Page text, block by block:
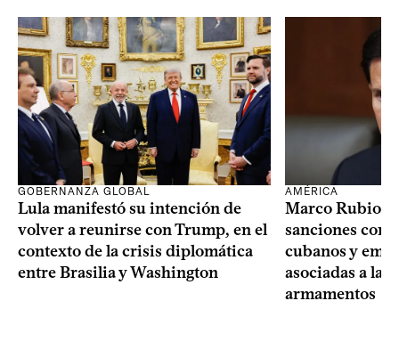
GOBERNANZA GLOBAL
Lula manifestó su intención de
volver a reunirse con Trump, en el
contexto de la crisis diplomática
entre Brasilia y Washington
AMÉRICA
Marco Rubio
sanciones
cubanos y
asociadas a la
armamentos